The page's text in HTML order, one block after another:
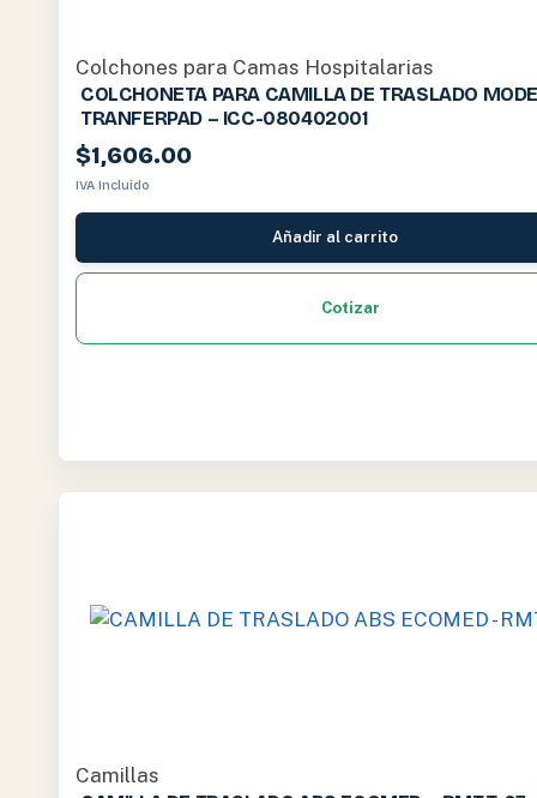
Colchones para Camas Hospitalarias
COLCHONETA PARA CAMILLA DE TRASLADO
TRANFERPAD – ICC-080402001
$1,606.00
IVA Incluido
Añadir al carrito
Cotizar
Camillas